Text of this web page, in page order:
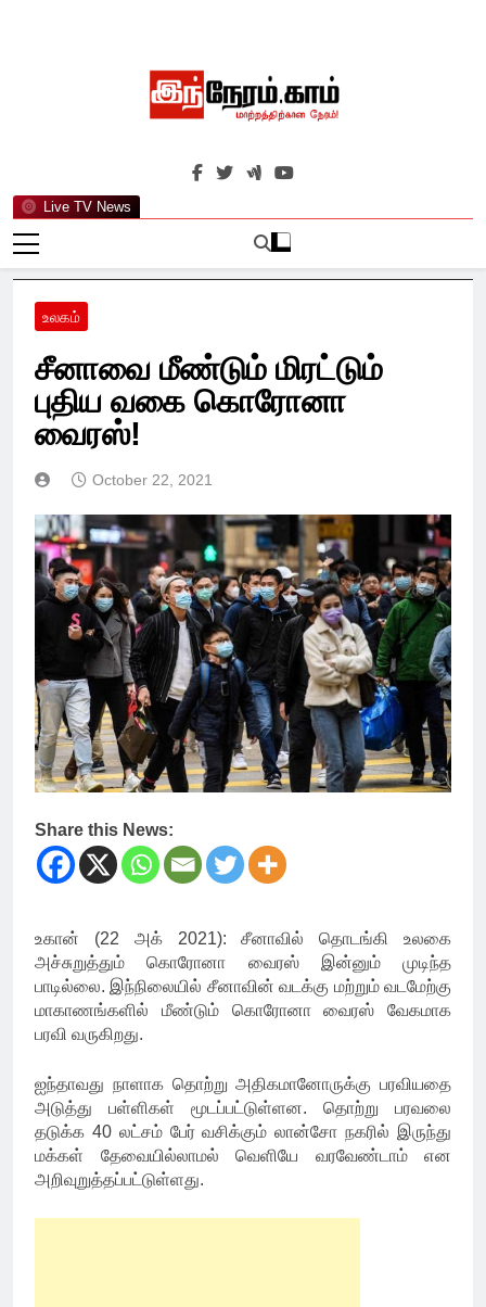
Live TV News
இந்நேரம்.காம்
செய்திகளுக்கு அப்பால்…
உலகம்
சீனாவை மீண்டும் மிரட்டும்
புதிய வகை கொரோனா
வைரஸ்!
October 22, 2021
Share this News:
உகான் (22 அக் 2021): சீனாவில் தொடங்கி உலகை
அச்சுறுத்தும் கொரோனா வைரஸ் இன்னும் முடிந்த
பாடில்லை. இந்நிலையில் சீனாவின் வடக்கு மற்றும் வடமேற்கு
மாகாணங்களில் மீண்டும் கொரோனா வைரஸ் வேகமாக
பரவி வருகிறது.
ஐந்தாவது நாளாக தொற்று அதிகமானோருக்கு பரவியதை
அடுத்து பள்ளிகள் மூடப்பட்டுள்ளன. தொற்று பரவலை
தடுக்க 40 லட்சம் பேர் வசிக்கும் லான்சோ நகரில் இருந்து
மக்கள் தேவையில்லாமல் வெளியே வரவேண்டாம் என
அறிவுறுத்தப்பட்டுள்ளது.